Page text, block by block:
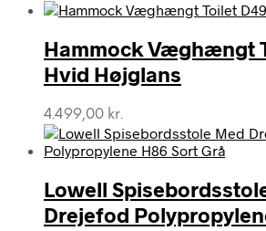
Hammock Væghængt
Hvid Højglans
4.499,00 kr.
Lowell
Drejefod